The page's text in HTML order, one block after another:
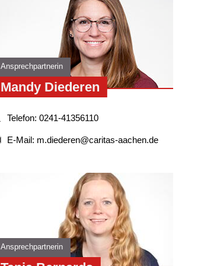
Ansprechpartnerin
Mandy Diederen
Telefon: 0241-41356110
E-Mail: m.diederen@caritas-aachen.de
Ansprechpartnerin